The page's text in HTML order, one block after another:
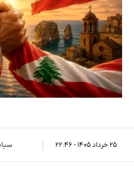
۲۵ خرداد ۱۴۰۵ - ۲۲:۴۶